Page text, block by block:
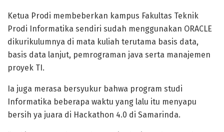
Ketua Prodi membeberkan kampus Fakultas Teknik
Prodi Informatika sendiri sudah menggunakan ORACLE
dikurikulumnya di mata kuliah terutama basis data,
basis data lanjut, pemrograman java serta manajemen
proyek TI.
Ia juga merasa bersyukur bahwa program studi
Informatika beberapa waktu yang lalu itu menyapu
bersih ya juara di Hackathon 4.0 di Samarinda.